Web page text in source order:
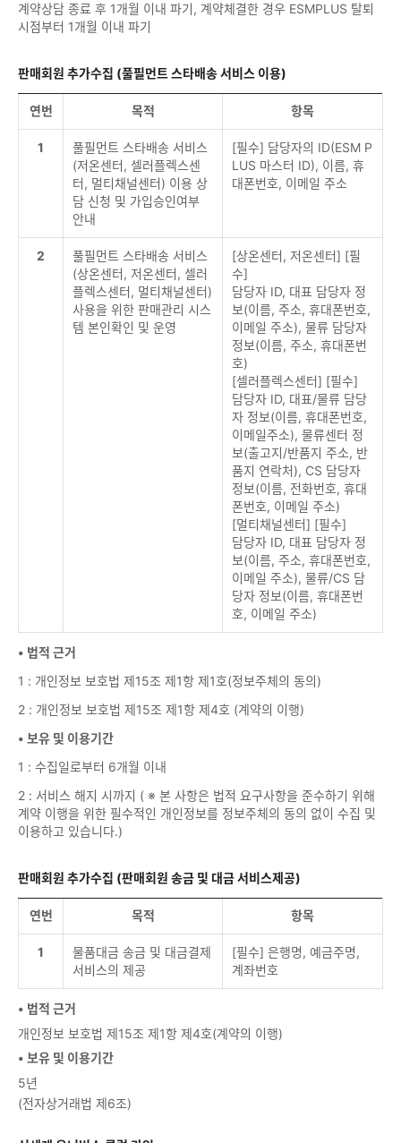
계약상담 종료 후 1개월 이내 파기, 계약체결한 경우 ESMPLUS 탈퇴
시점부터 1개월 이내 파기
판매회원 추가수집 (풀필먼트 스타배송 서비스 이용)
연번 목적 항목
1
풀필먼트 스타배송 서비스
(저온센터, 셀러플렉스센
터, 멀티채널센터) 이용 상
담 신청 및 가입승인여부
안내
[필수] 담당자의 ID(ESM P
LUS 마스터 ID), 이름, 휴
대폰번호, 이메일 주소
2
풀필먼트 스타배송 서비스
(상온센터, 저온센터, 셀러
플렉스센터, 멀티채널센터)
사용을 위한 판매관리 시스
템 본인확인 및 운영
[상온센터, 저온센터] [필
수]
담당자 ID, 대표 담당자 정
보(이름, 주소, 휴대폰번호,
이메일 주소), 물류 담당자
정보(이름, 주소, 휴대폰번
호)
[셀러플렉스센터] [필수]
담당자 ID, 대표/물류 담당
자 정보(이름, 휴대폰번호,
이메일주소), 물류센터 정
보(출고지/반품지 주소, 반
품지 연락처), CS 담당자
정보(이름, 전화번호, 휴대
폰번호, 이메일 주소)
[멀티채널센터] [필수]
담당자 ID, 대표 담당자 정
보(이름, 주소, 휴대폰번호,
이메일 주소), 물류/CS 담
당자 정보(이름, 휴대폰번
호, 이메일 주소)
• 법적 근거
1 : 개인정보 보호법 제15조 제1항 제1호(정보주체의 동의)
2 : 개인정보 보호법 제15조 제1항 제4호 (계약의 이행)
• 보유 및 이용기간
1 : 수집일로부터 6개월 이내
2 : 서비스 해지 시까지 ( ※ 본 사항은 법적 요구사항을 준수하기 위해
계약 이행을 위한 필수적인 개인정보를 정보주체의 동의 없이 수집 및
이용하고 있습니다.)
판매회원 추가수집 (판매회원 송금 및 대금 서비스제공)
연번 목적 항목
1
물품대금 송금 및 대금결제
서비스의 제공
[필수] 은행명, 예금주명,
계좌번호
• 법적 근거
개인정보 보호법 제15조 제1항 제4호(계약의 이행)
• 보유 및 이용기간
5년
(전자상거래법 제6조)